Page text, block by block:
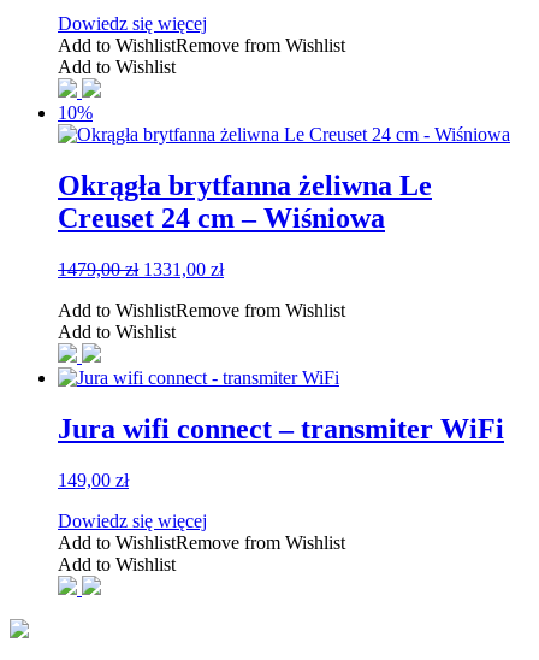
Dowiedz się więcej
Add to WishlistRemove from Wishlist
Add to Wishlist
10%
Okrągła brytfanna żeliwna Le
Creuset 24 cm – Wiśniowa
1479,00zł Pierwotna
wynosiła:
1479,00 zł.
1331,00 złAktualna
wynosi:
Add to WishlistRemove from Wishlist
Add to Wishlist
Jura wifi connect – transmiter WiFi
149,00 zł
Dowiedz się więcej
Add to WishlistRemove from Wishlist
Add to Wishlist